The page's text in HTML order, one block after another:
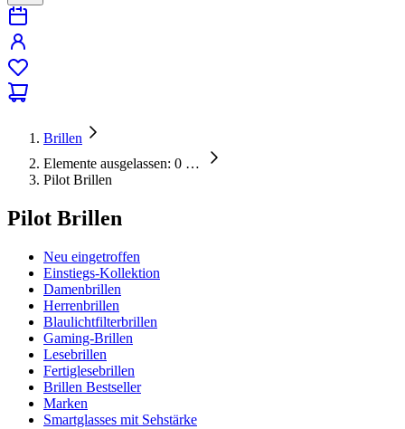
Brillen
Elemente ausgelassen: 0 …
Pilot Brillen
Pilot Brillen
Neu eingetroffen
Einstiegs-Kollektion
Damenbrillen
Herrenbrillen
Blaulichtfilterbrillen
Gaming-Brillen
Lesebrillen
Fertiglesebrillen
Brillen Bestseller
Marken
Smartglasses mit Sehstärke